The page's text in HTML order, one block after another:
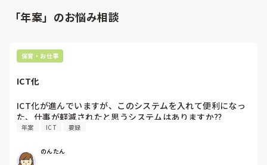
「年案」のお悩み相談
保育・お仕事
ICT化
ICT化が進んでいますが、このシステムを入れて便利になっ
た、仕事が軽減されたと思うシステムはありますか⁇
年案 ICT 要録
のんたん